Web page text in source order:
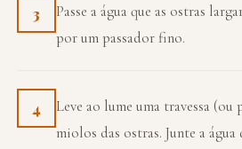
3
Passe a água que as ostras
por um passador fino.
4
Leve ao lume uma travessa
miolos das ostras. Junte a